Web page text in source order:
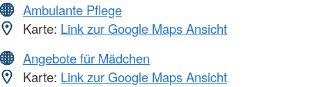
Ambulante Pflege
Karte: Link zur Google Maps Ansicht
Angebote für Mädchen
Karte: Link zur Google Maps Ansicht